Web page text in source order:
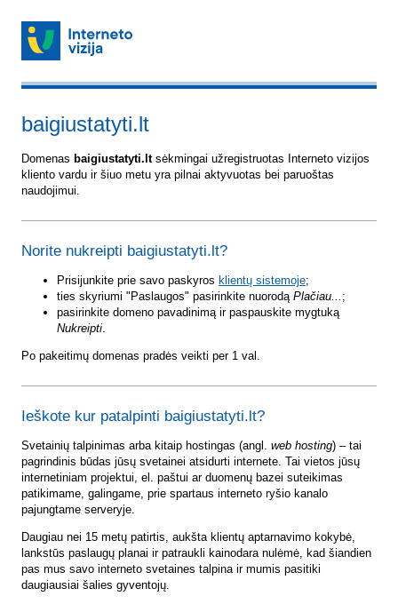
baigiustatyti.lt
Domenas baigiustatyti.ltsėkmingai užregistruotas Interneto vizijos
kliento vardu ir šiuo metu yra pilnai aktyvuotas bei paruoštas
naudojimui.
Norite nukreipti baigiustatyti.lt?
Prisijunkite prie savo paskyros klientų sistemoje;
ties skyriumi "Paslaugos" pasirinkite nuorodą Plačiau... ;
pasirinkite domeno pavadinimą ir paspauskite mygtuką
Nukreipti.
Po pakeitimų domenas pradės veikti per 1 val.
Ieškote kur patalpinti baigiustatyti.lt?
Svetainių talpinimas arba kitaip hostingas (angl. web hosting) – tai
pagrindinis būdas jūsų svetainei atsidurti internete. Tai vietos jūsų
internetiniam projektui, el. paštui ar duomenų bazei suteikimas
patikimame, galingame, prie spartaus interneto ryšio kanalo
pajungtame serveryje.
Daugiau nei 15 metų patirtis, aukšta klientų aptarnavimo kokybė,
lankstūs paslaugų planai ir patraukli kainodara nulėmė, kad šiandien
pas mus savo interneto svetaines talpina ir mumis pasitiki
daugiausiai šalies gyventojų.